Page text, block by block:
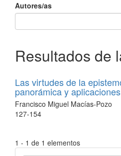
Autores/as
Resultados de
Las virtudes de la
panorámica y
Francisco Miguel Macías-Pozo
127-154
1 - 1 de 1 elementos